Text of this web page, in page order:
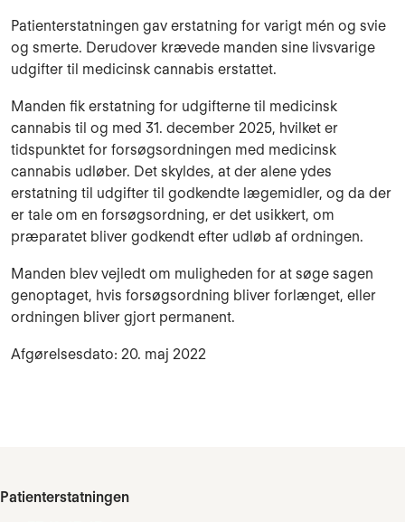
Patienterstatningen gav erstatning for varigt mén og svie
og smerte. Derudover krævede manden sine livsvarige
udgifter til medicinsk cannabis erstattet.
Manden fik erstatning for udgifterne til medicinsk
cannabis til og med 31. december 2025, hvilket er
tidspunktet for forsøgsordningen med medicinsk
cannabis udløber. Det skyldes, at der alene ydes
erstatning til udgifter til godkendte lægemidler, og da der
er tale om en forsøgsordning, er det usikkert, om
præparatet bliver godkendt efter udløb af ordningen.
Manden blev vejledt om muligheden for at søge sagen
genoptaget, hvis forsøgsordning bliver forlænget, eller
ordningen bliver gjort permanent.
Afgørelsesdato: 20. maj 2022
Patienterstatningen